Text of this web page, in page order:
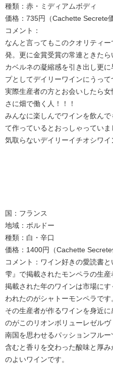
種類：赤・ミディアムボディ
価格：735円（Cachette Secrete価
コメント：
なんと言ってもこのクオリティ
発。更に金賞受賞の常連ときたら
カベルネの凝縮感を引き出し更
プとしてデイリーワインにうって
実際生産者の方とお会いしたら女
さに畑で働く人！！！
みんなに楽しんでワインを飲ん
て作っているとおっしゃっていま
気取らないデイリーイチオシワイ
国：フランス
地域：ボルドー
種類：白・辛口
価格：1400円（Cachette
コメント：ワイン好きの愛読書
雫』で掲載されたモンペラの生産
掲載された年のワインは市場に
われたのがシャトーモンペラです
その生産者が作るワインを身近
のがこのリオンボリューレゼルヴ
南国を思わせるパッションフル
含むと香りを交わった酸味と厚
のよいワインです。